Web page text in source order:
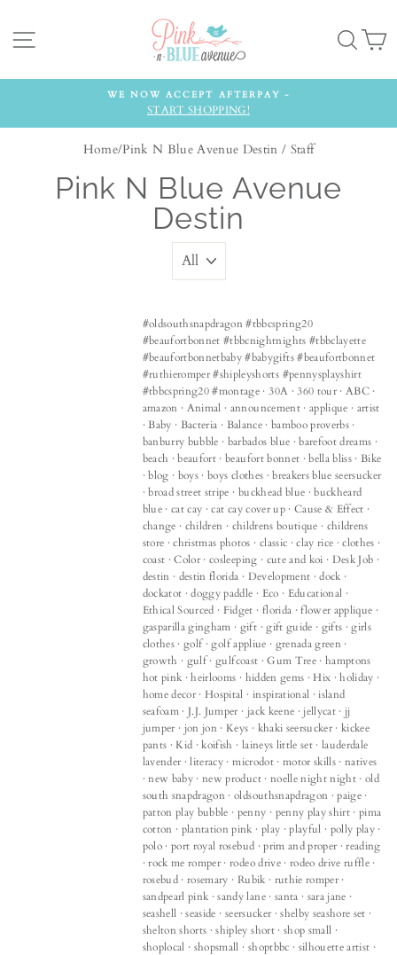
content
WE NOW ACCEPT AFTERPAY -
START SHOPPING!
Home/Pink N Blue Avenue Destin / Staff
Pink N Blue Avenue
Destin
#oldsouthsnapdragon #tbbcspring20
#beaufortbonnet #tbbcnightnights #tbbclayette
#beaufortbonnetbaby #babygifts #beaufortbonnet
#ruthieromper #shipleyshorts #pennysplayshirt
#tbbcspring20 #montage ·30A ·360 tour· ABC ·
amazon · Animal · announcement· applique · artist
·Baby · Bacteria · Balance· bamboo proverbs ·
banburry bubble · barbados blue ·barefoot dreams ·
beach ·beaufort ·beaufort bonnet ·bella bliss ·Bike
·blog · boys ·boys clothes ·breakers blue seersucker
·broad street stripe · buckhead blue ·buckheard
blue ·cat cay ·cat cay cover up· Cause & Effect ·
change · children · childrens boutique · childrens
store ·christmas photos · classic ·clay rice ·clothes ·
coast ·Color·cosleeping · cute and koi · Desk Job ·
destin · destin florida · Development ·dock ·
dockatot ·doggy paddle · Eco · Educational ·
Ethical Sourced · Fidget · florida ·flower applique ·
gasparilla gingham · gift ·gift guide · gifts ·girls
clothes ·golf·golf appliue · grenada green ·
growth · gulf·gulfcoast ·Gum Tree· hamptons
hot pink ·heirlooms · hidden gems ·Hix ·holiday ·
home decor·Hospital · inspirational ·island
seafoam ·J.J. Jumper· jack keene ·jellycat ·jj
jumper· jon jon ·Keys · khaki seersucker·kickee
pants ·Kid ·koifish · laineys little set ·lauderdale
lavender·literacy ·microdot· motor skills ·natives
·new baby ·new product· noelle night night ·old
south snapdragon ·oldsouthsnapdragon ·paige ·
patton play bubble · penny · penny play shirt ·pima
cotton · plantation pink · play ·playful · polly play ·
polo ·port royal rosebud ·prim and proper·reading
·rock me romper·rodeo drive· rodeo drive ruffle ·
rosebud ·rosemary · Rubik · ruthie romper·
sandpearl pink ·sandy lane· santa · sara jane ·
seashell ·seaside · seersucker·shelby seashore set ·
shelton shorts ·shipley short· shop small ·
shoplocal · shopsmall · shoptbbc · silhouette artist ·